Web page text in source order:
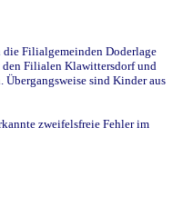
die Filialgemeinden Doderlage
den Filialen Klawittersdorf und
sind Kinder aus
zweifelsfreie Fehler im